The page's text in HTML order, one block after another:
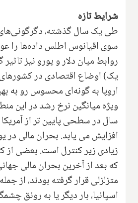
شرایط تازه
طی یک سال گذشته،
سوی اقیانوس اطلس داده‌ها را
روابط میان دلار و یورو نیز
یک) اوضاع اقتصادی در
اروپا به گونه‌ای محسوس رو به
ویژه میانگین نرخ رشد در این
سال در سطحی پایین تر از آمریکا
افزایش می یابد. بحران مالی در
زیادی زیر کنترل است. بعضی از
که بعد از آخرین بحران مالی
متزلزلی قرار گرفته بودند، از
اسپانیا، بار دیگر یا به رونق